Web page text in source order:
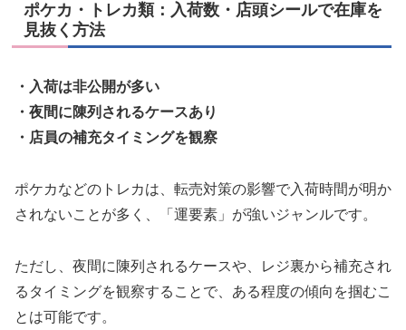
ポケカ・トレカ類：入荷数・店頭シールで在庫を
見抜く方法
・入荷は非公開が多い
・夜間に陳列されるケースあり
・店員の補充タイミングを観察
ポケカなどのトレカは、転売対策の影響で入荷時間が明か
されないことが多く、「運要素」が強いジャンルです。
ただし、夜間に陳列されるケースや、レジ裏から補充され
るタイミングを観察することで、ある程度の傾向を掴むこ
とは可能です。